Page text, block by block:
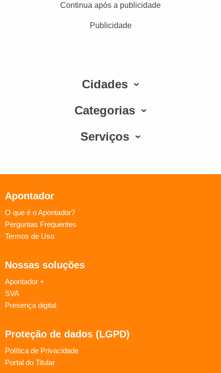
Continua após a publicidade
Publicidade
Cidades
Categorias
Serviços
Apontador
O que é o Apontador?
Perguntas Frequentes
Termos de Uso
Nossas soluções
Apontador +
SVA
Presença digital
Proteção de dados (LGPD)
Política de Privacidade
Portal do Titular